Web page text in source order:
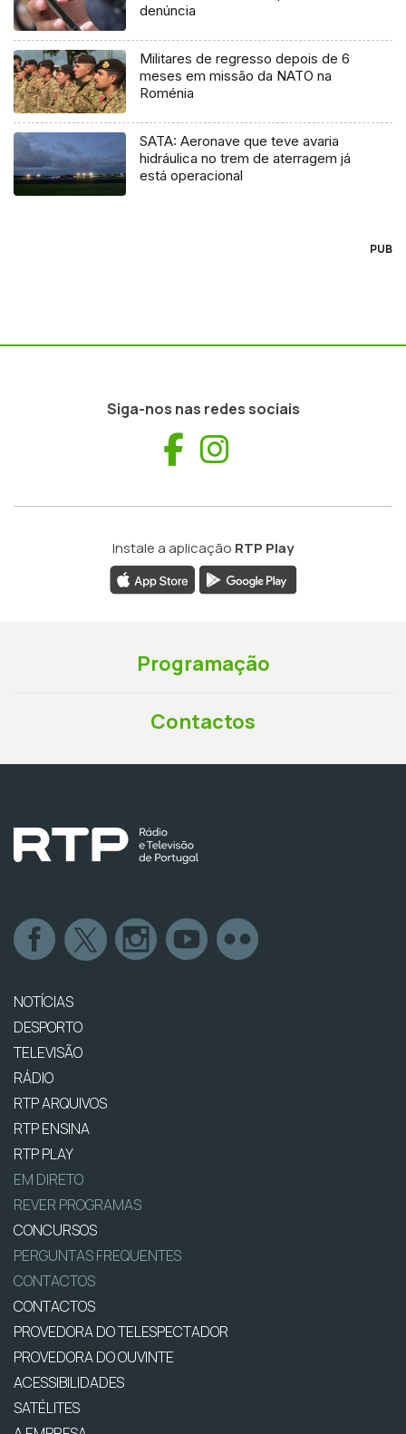
denúncia
Militares de regresso depois de 6
meses em missão da NATO na
Roménia
SATA: Aeronave que teve avaria
hidráulica no trem de aterragem já
está operacional
PUB
Siga-nos nas redes sociais
Facebook
Instale a aplicação RTP Play
Programação
Contactos
NOTÍCIAS
DESPORTO
TELEVISÃO
RÁDIO
RTP ARQUIVOS
RTP ENSINA
RTP PLAY
EM DIRETO
REVER PROGRAMAS
CONCURSOS
PERGUNTAS FREQUENTES
CONTACTOS
CONTACTOS
PROVEDORA DO TELESPECTADOR
PROVEDORA DO OUVINTE
ACESSIBILIDADES
SATÉLITES